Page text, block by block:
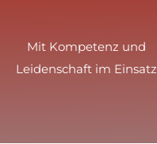
Mit Kompetenz und
Leidenschaft im Einsatz